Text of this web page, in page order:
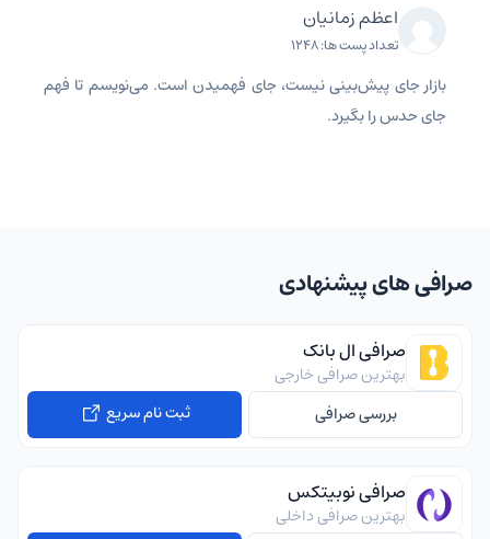
اعظم زمانیان
تعداد پست ها: 1248
بازار جای پیش‌بینی نیست، جای فهمیدن است. می‌نویسم تا فهم
جای حدس را بگیرد.
صرافی های پیشنهادی
صرافی ال بانک
بهترین صرافی خارجی
بررسی صرافی
ثبت نام سریع
صرافی نوبیتکس
بهترین صرافی داخلی